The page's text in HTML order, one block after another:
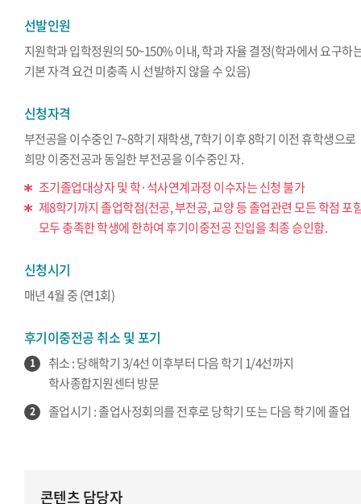
선발인원
지원학과 입학정원의 50~150% 이내, 학과 자율 결정(학과에서 요구하
기본 자격 요건 미충족 시 선발하지 않을 수 있음)
신청자격
부전공을 이수중인 7~8학기 재학생, 7학기 이후 8학기 이전 휴학생으로
희망 이중전공과 동일한 부전공을 이수중인 자.
조기졸업대상자 및 학·석사연계과정 이수자는 신청 불가
제8학기까지 졸업학점(전공, 부전공, 교양 등 졸업관련 모든 학점 포
모두 충족한 학생에 한하여 후기이중전공 진입을 최종 승인함.
신청시기
매년 4월 중 (연1회)
후기이중전공 취소 및 포기
1
취소 : 당해학기 3/4선 이후부터 다음 학기 1/4선까지
학사종합지원센터 방문
2 졸업시기 : 졸업사정회의를 전후로 당학기 또는 다음 학기에 졸업
콘텐츠 담당자